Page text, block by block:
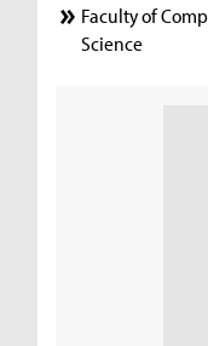
Faculty of
Science